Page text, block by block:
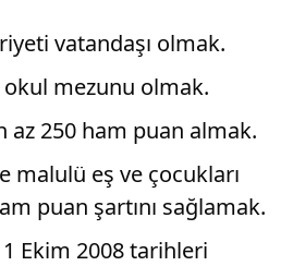
vatandaşı olmak.
okul mezunu olmak.
az 250 ham puan almak.
malulü eş ve çocukları
puan şartını sağlamak.
Ekim 2008 tarihleri